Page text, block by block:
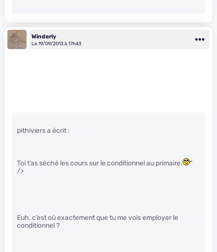
Winderly
Le 19/09/2013 à 17h43
pithiviers a écrit :
Toi t’as séché les cours sur le conditionnel au primaire.
"
/>
Euh, c’est où exactement que tu me vois employer le
conditionnel ?